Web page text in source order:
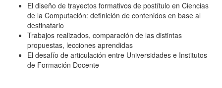
El diseño de trayectos formativos de postítulo en Ciencias
de la Computación: definición de contenidos en base al
destinatario
Trabajos realizados, comparación de las distintas
propuestas, lecciones aprendidas
El desafío de articulación entre Universidades e Institutos
de Formación Docente